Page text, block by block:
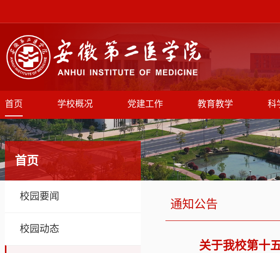
首页 学校概况 党建工作 教育教学 科
首页
校园要闻
校园动态
通知公告
关于我校第十